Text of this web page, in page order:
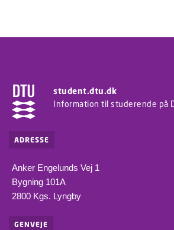
student.dtu.dk
Information til studerende på
ADRESSE
Anker Engelunds Vej 1
Bygning 101A
2800 Kgs. Lyngby
GENVEJE